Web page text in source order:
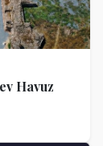
Havuz